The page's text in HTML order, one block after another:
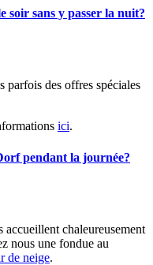
sans y passer la nuit?
parfois des offres spéciales
ici.
pendant la journée?
accueillent chaleureusement
nous une fondue au
de neige.